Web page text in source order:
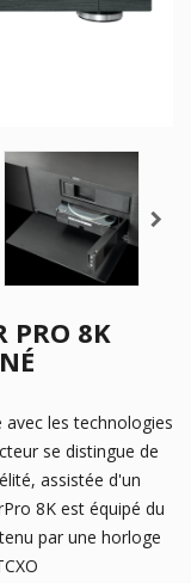
PRO 8K
les technologies
se distingue de
assistée d'un
8K est équipé du
par une horloge